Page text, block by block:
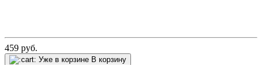
459 руб.
Уже в корзине В корзину